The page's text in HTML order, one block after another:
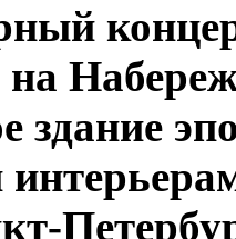
здание